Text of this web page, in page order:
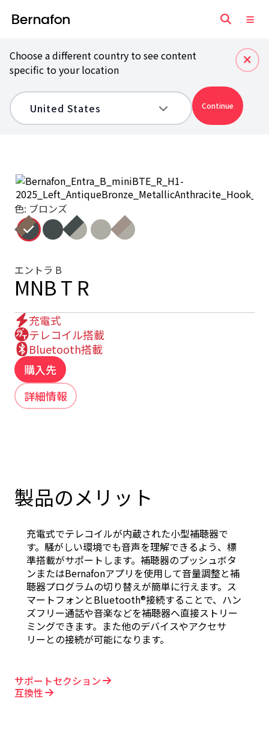
Choose a different country to see content
specific to your location
Continue
色: ブロンズ
エントラ B
MNB T R
充電式
テレコイル搭載
Bluetooth搭載
購入先
詳細情報
製品のメリット
充電式でテレコイルが内蔵された小型補聴器で
す。騒がしい環境でも音声を理解できるよう、標
準搭載がサポートします。補聴器のプッシュボタ
ンまたはBernafonアプリを使用して音量調整と補
聴器プログラムの切り替えが簡単に行えます。ス
マートフォンとBluetooth®接続することで、ハン
ズフリー通話や音楽などを補聴器へ直接ストリー
ミングできます。また他のデバイスやアクセサ
リーとの接続が可能になります。
サポートセクション
互換性